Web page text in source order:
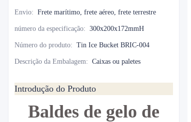
Envio: Frete marítimo, frete aéreo, frete terrestre
número da especificação: 300x200x172mmH
Número do produto: Tin Ice Bucket BRIC-004
Descrição da Embalagem: Caixas ou paletes
Introdução do Produto
Baldes de gelo de